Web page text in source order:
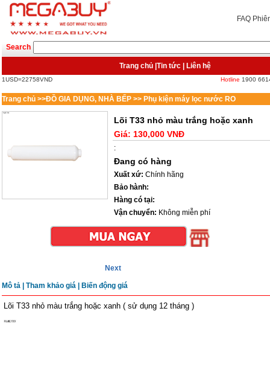
FAQ
Search
Trang chủ Tin tức| Liên hệ
1USD=22758VND Hotline 1900
Trang chủ >>ĐỒ GIA DỤNG, NHÀ BẾP >> Phụ kiện máy lọc nước RO
Lõi T33 nhỏ màu trắng hoặc xanh
Giá: 130,000 VNĐ
:
Đang có hàng
Xuất xứ: Chính hãng
Bảo hành:
Hàng có tại:
Vận chuyển: Không miễn phí
Next
Mô tả Tham khảo giá | Biến động giá
Lõi T33 nhỏ màu trắng hoặc xanh ( sử dụng 12 tháng )